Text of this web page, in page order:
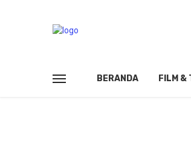
BERANDA FILM &